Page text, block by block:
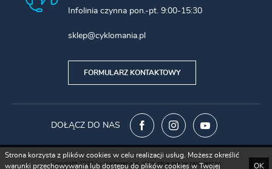
Infolinia czynna pon.-pt. 9:00-15:30
sklep@cyklomania.pl
FORMULARZ KONTAKTOWY
DOŁĄCZ DO NAS
Copyright 2020 by cyklomania.pl. Wszystkie prawa zastrzeżone
Strona korzysta z plików cookies w celu realizacji usług. Możesz określić
warunki przechowywania lub dostępu do plików cookies w Twojej
OK